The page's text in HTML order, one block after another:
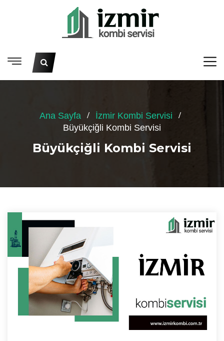
Ana Sayfa
İzmir Kombi Servisi
Büyükçiğli Kombi Servisi
Büyükçiğli Kombi Servisi